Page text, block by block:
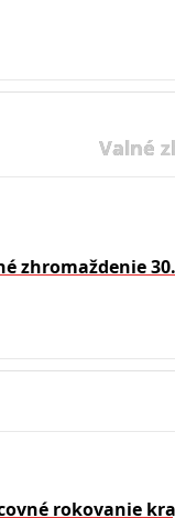
Valné
zhromaždenie
rokovanie